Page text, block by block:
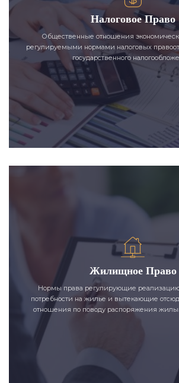
Налоговое Право
Общественные отношения
регулируемыми нормами налоговых
государственного
Жилищное Право
Нормы права регулирующие
потребности на жилье и вытекающие
отношения по поводу распоряжения